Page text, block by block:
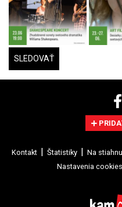
SLEDOVAŤ
Kontakt Štatistiky Na
Nastavenia cookies